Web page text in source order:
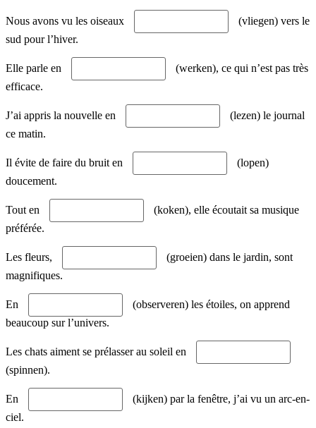
Nous avons vu les oiseaux
(vliegen) vers le
sud pour l’hiver.
Elle parle en
(werken), ce qui n’est pas très
efficace.
J’ai appris la nouvelle en
(lezen) le journal
ce matin.
Il évite de faire du bruit en
(lopen)
doucement.
Tout en
(koken), elle écoutait sa musique
préférée.
Les fleurs,
(groeien) dans le jardin, sont
magnifiques.
En
(observeren) les étoiles, on apprend
beaucoup sur l’univers.
Les chats aiment se prélasser au soleil en
(spinnen).
En
(kijken) par la fenêtre, j’ai vu un arc-en-
ciel.